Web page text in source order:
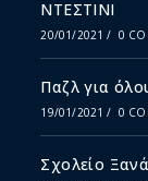
ΝΤΕΣΤΙΝΙ
20/01/2021 / 0
Παζλ για
19/01/2021 / 0
Σχολείο